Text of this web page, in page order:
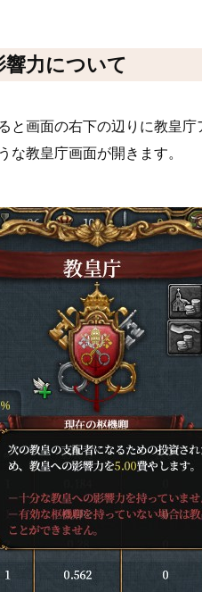
力について
と画面の右下の辺りに教皇庁
な教皇庁画面が開きます。